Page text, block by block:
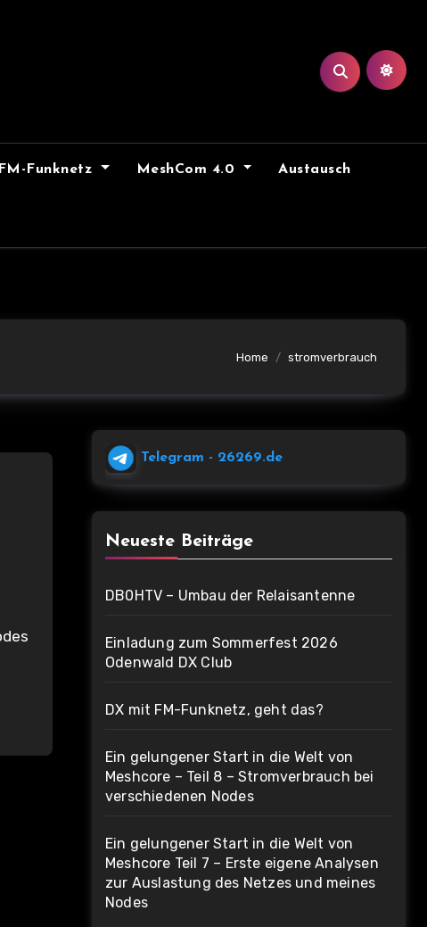
FM-Funknetz MeshCom 4.0 Austausch
Home stromverbrauch
Telegram - 26269.de
Neueste Beiträge
DB0HTV – Umbau der Relaisantenne
Einladung zum Sommerfest 2026
Odenwald DX Club
DX mit FM-Funknetz, geht das?
Ein gelungener Start in die Welt von
Meshcore – Teil 8 – Stromverbrauch bei
verschiedenen Nodes
Ein gelungener Start in die Welt von
Meshcore Teil 7 – Erste eigene Analysen
zur Auslastung des Netzes und meines
Nodes